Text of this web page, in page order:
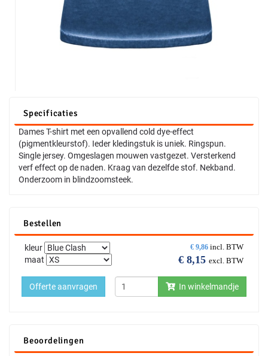
Specificaties
Dames T-shirt met een opvallend cold dye-effect
(pigmentkleurstof). Ieder kledingstuk is uniek. Ringspun.
Single jersey. Omgeslagen mouwen vastgezet. Versterkend
verf effect op de naden. Kraag van dezelfde stof. Nekband.
Onderzoom in blindzoomsteek.
Bestellen
€ 9,86 incl. BTW
€ 8,15 excl. BTW
kleur
maat
In winkelmandje
Offerte aanvragen
Beoordelingen